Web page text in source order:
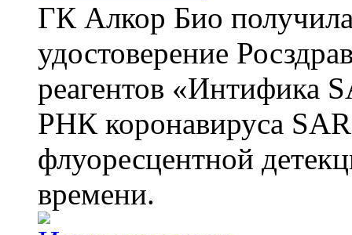
ГК Алкор Био
удостоверение
реагентов «Интифика
РНК коронавируса
флуоресцентной
времени.